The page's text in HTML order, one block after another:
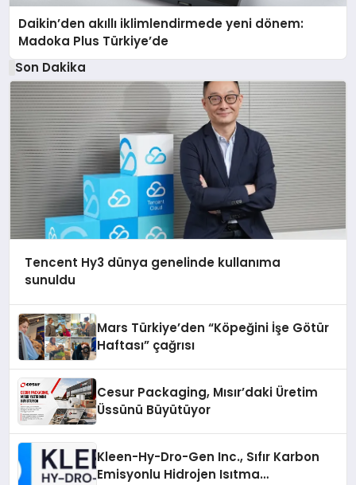
Daikin’den akıllı iklimlendirmede yeni dönem:
Madoka Plus Türkiye’de
Son Dakika
Tencent Hy3 dünya genelinde kullanıma
sunuldu
Mars Türkiye’den “Köpeğini İşe Götür
Haftası” çağrısı
Cesur Packaging, Mısır’daki Üretim
Üssünü Büyütüyor
Kleen-Hy-Dro-Gen Inc., Sıfır Karbon
Emisyonlu Hidrojen Isıtma